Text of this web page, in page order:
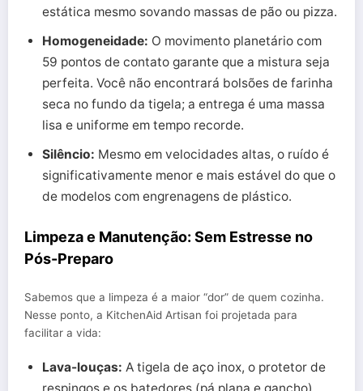
estática mesmo sovando massas de pão ou pizza.
Homogeneidade: O movimento planetário com
59 pontos de contato garante que a mistura seja
perfeita. Você não encontrará bolsões de farinha
seca no fundo da tigela; a entrega é uma massa
lisa e uniforme em tempo recorde.
Silêncio: Mesmo em velocidades altas, o ruído é
significativamente menor e mais estável do que o
de modelos com engrenagens de plástico.
Limpeza e Manutenção: Sem Estresse no
Pós-Preparo
Sabemos que a limpeza é a maior “dor” de quem cozinha.
Nesse ponto, a KitchenAid Artisan foi projetada para
facilitar a vida:
Lava-louças: A tigela de aço inox, o protetor de